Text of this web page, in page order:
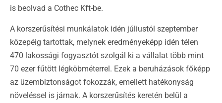
is beolvad a Cothec Kft-be.
A korszerűsítési munkálatok idén júliustól szeptember
közepéig tartottak, melynek eredményeképp idén télen
470 lakossági fogyasztót szolgál ki a vállalat több mint
70 ezer fűtött légköbméterrel. Ezek a beruházások főképp
az üzembiztonságot fokozzák, emellett hatékonyság
növeléssel is járnak. A korszerűsítés keretén belül a